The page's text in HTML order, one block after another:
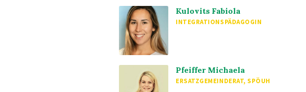
Kulovits Fabiola
INTEGRATIONSPÄDAGOGIN
Pfeiffer Michaela
ERSATZGEMEINDERAT, SPÖUH